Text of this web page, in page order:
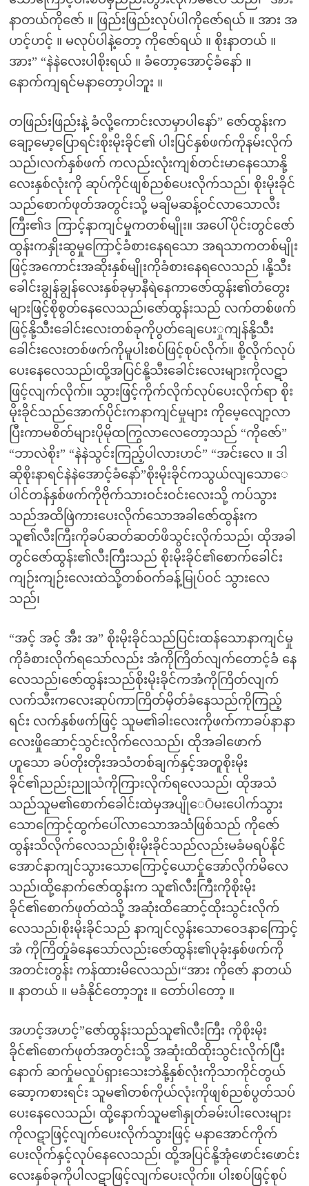
နာတယ်ကိုဇော် ။ ဖြည်းဖြည်းလုပ်ပါကိုဇော်ရယ် ။ အား အ
ဟင့်ဟင့် ။ မလုပ်ပါနဲ့တော့ ကိုဇော်ရယ် ။ စိုးနာတယ် ။
အား” “နဲနဲလေးပါစိုးရယ် ။ ခံတော့အောင့်ခံနော် ။
နောက်ကျရင်မနာတော့ပါဘူး ။
တဖြည်းဖြည်းနဲ့ ခံလို့ကောင်းလာမှာပါနော်” ဇော်ထွန်းက
ချော့မော့ပြောရင်းစိုးမိုးခိုင်၏ ပါးပြင်နှစ်ဖက်ကိုနမ်းလိုက်
သည်၊လက်နှစ်ဖက် ကလည်းလုံးကျစ်တင်းမာနေသောနို့
လေးနှစ်လုံးကို ဆုပ်ကိုင်ဖျစ်ညစ်ပေးလိုက်သည်၊ စိုးမိုးခိုင်
သည်စောက်ဖုတ်အတွင်းသို့ မချိမဆန့်ဝင်လာသောလီး
ကြီး၏ဒ ကြာင့်နာကျင်မှုကတစ်မျိုး။ အပေါ်ပိုင်းတွင်ဇော်
ထွန်းကနှိုးဆွမှုကြောင့်ခံစားနေရသော အရသာကတစ်မျိုး
ဖြင့်အကောင်းအဆိုးနှစ်မျိုးကိုခံစားနေရလေသည် ၊နို့သီး
ခေါင်းချွန်ချွန်လေးနှစ်ခုမှာနီရဲနေကာဇော်ထွန်း၏တံတွေး
များဖြင့်စိုစွတ်နေလေသည်၊ဇော်ထွန်းသည် လက်တစ်ဖက်
ဖြင့်နို့သီးခေါင်းလေးတစ်ခုကိုပွတ်ချေပေးှုကျန်နို့သီး
ခေါင်းလေးတစ်ဖက်ကိုမူပါးစပ်ဖြင့်စုပ်လိုက်။ စို့လိုက်လုပ်
ပေးနေလေသည်၊ထို့အပြင်နို့သီးခေါင်းလေးများကိုလဋာ
ဖြင့်လျက်လိုက်။ သွားဖြင့်ကိုက်လိုက်လုပ်ပေးလိုက်ရာ စိုး
မိုးခိုင်သည်အောက်ပိုင်းကနာကျင်မှုများ ကိုမေ့လျော့လာ
ပြီးကာမစိတ်များပိုမိုထကြွလာလေတော့သည် “ကိုဇော်”
“ဘာလဲစိုး” “နဲနဲသွင်းကြည့်ပါလားဟင်” “အင်းလေ ။ ဒါ
ဆိုစိုးနာရင်နဲနဲအောင့်ခံနော်”စိုးမိုးခိုင်ကသွယ်လျသောေ
ပါင်တန်နှစ်ဖက်ကိုဗိုက်သားဝင်းဝင်းလေးသို့ ကပ်သွား
သည်အထိဖြဲကားပေးလိုက်သောအခါဇော်ထွန်းက
သူ၏လီးကြီးကိုခပ်ဆတ်ဆတ်ဖိသွင်းလိုက်သည်၊ ထိုအခါ
တွင်ဇော်ထွန်း၏လီးကြီးသည် စိုးမိုးခိုင်၏စောက်ခေါင်း
ကျဉ်းကျဉ်းလေးထဲသို့တစ်ဝက်ခန့်မြုပ်ဝင် သွားလေ
သည်၊
“အင့် အင့် အီး အ” စိုးမိုးခိုင်သည်ပြင်းထန်သောနာကျင်မှု
ကိုခံစားလိုက်ရသော်လည်း အံကိုကြိတ်လျက်တောင့်ခံ နေ
လေသည်၊ဇော်ထွန်းသည်စိုးမိုးခိုင်ကအံကိုကြိတ်လျက်
လက်သီးကလေးဆုပ်ကာကြိတ်မှိတ်ခံနေသည်ကိုကြည့်
ရင်း လက်နှစ်ဖက်ဖြင့် သူမ၏ခါးလေးကိုဖက်ကာခပ်နာနာ
လေးဖှိုဆောင့်သွင်းလိုက်လေသည်၊ ထိုအခါဖောက်
ဟူသော ခပ်တိုးတိုးအသံတစ်ချက်နှင့်အတူစိုးမိုး
ခိုင်၏ညည်းညူသံကိုကြားလိုက်ရလေသည်၊ ထိုအသံ
သည်သူမ၏စောက်ခေါင်းထဲမှအပျိုေÕမးပေါက်သွား
သောကြောင့်ထွက်ပေါ်လာသောအသံဖြစ်သည် ကိုဇော်
ထွန်းသိလိုက်လေသည်၊စိုးမိုးခိုင်သည်လည်းမခံမရပ်နိုင်
အောင်နာကျင်သွားသောကြောင့်ယောင်ှုအော်လိုက်မိလေ
သည်၊ထို့နောက်ဇော်ထွန်းက သူ၏လီးကြီးကိုစိုးမိုး
ခိုင်၏စောက်ဖုတ်ထဲသို့ အဆုံးထိဆောင့်ထိုးသွင်းလိုက်
လေသည်၊စိုးမိုးခိုင်သည် နာကျင်လွန်းသောဝေဒနာကြောင့်
အံ ကိုကြိတ်ှုခံနေသော်လည်းဇော်ထွန်း၏ပုခုံးနှစ်ဖက်ကို
အတင်းတွန်း ကန်ထားမိလေသည်၊“အား ကိုဇော် နာတယ်
။ နာတယ် ။ မခံနိုင်တော့ဘူး ။ တော်ပါတော့ ။
အဟင့်အဟင့်”ဇော်ထွန်းသည်သူ၏လီးကြီး ကိုစိုးမိုး
ခိုင်၏စောက်ဖုတ်အတွင်းသို့ အဆုံးထိထိုးသွင်းလိုက်ပြီး
နောက် ဆက်ှုမလှုပ်ရှားသေးဘဲနို့နှစ်လုံးကိုသာကိုင်တွယ်
ဆော့ကစားရင်း သူမ၏တစ်ကိုယ်လုံးကိုဖျစ်ညစ်ပွတ်သပ်
ပေးနေလေသည်၊ ထို့နောက်သူမ၏နှုတ်ခမ်းပါးလေးများ
ကိုလဋာဖြင့်လျက်ပေးလိုက်သွားဖြင့် မနာအောင်ကိုက်
ပေးလိုက်နှင့်လုပ်နေလေသည်၊ ထို့အပြင်နို့အုံဖောင်းဖောင်း
လေးနှစ်ခုကိုပါလဋာဖြင့်လျက်ပေးလိုက်။ ပါးစပ်ဖြင့်စုပ်